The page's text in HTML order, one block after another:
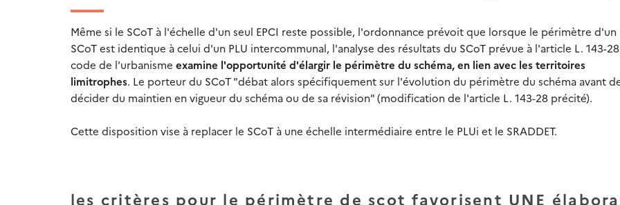
Même si le SCoT à l'échelle d'un seul EPCI reste possible, l'ordonnance prévoit que lorsque le périmètre d'un
SCoT est identique à celui d'un PLU intercommunal, l'analyse des résultats du SCoT prévue à l'article L. 143-
code de l'urbanisme examine l'opportunité d'élargir le périmètre du schéma, en lien avec les territoires
limitrophes. Le porteur du SCoT "débat alors spécifiquement sur l'évolution du périmètre du schéma avant
décider du maintien en vigueur du schéma ou de sa révision" (modification de l'article L. 143-28 précité).
Cette disposition vise à replacer le SCoT à une échelle intermédiaire entre le PLUi et le SRADDET.
les critères pour le périmètre de scot favorisent UNE